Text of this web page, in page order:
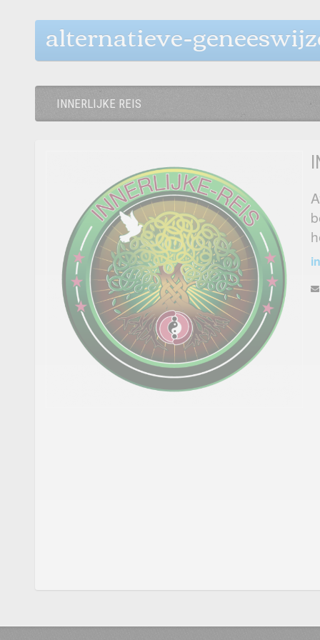
alternatieve-
INNERLIJKE REIS